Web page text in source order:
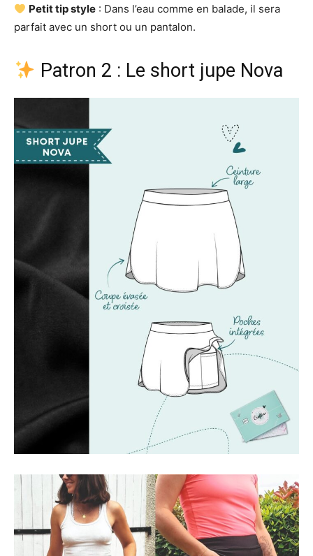
Petit tip style : Dans l’eau comme en balade, il sera
parfait avec un short ou un pantalon.
Patron 2 : Le short jupe Nova